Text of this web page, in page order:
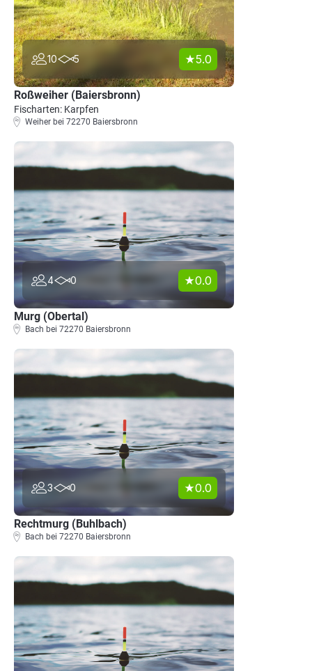
10 5 5.0
Roßweiher (Baiersbronn)
Fischarten: Karpfen
Weiher bei 72270 Baiersbronn
4 0 0.0
Murg (Obertal)
Bach bei 72270 Baiersbronn
3 0 0.0
Rechtmurg (Buhlbach)
Bach bei 72270 Baiersbronn